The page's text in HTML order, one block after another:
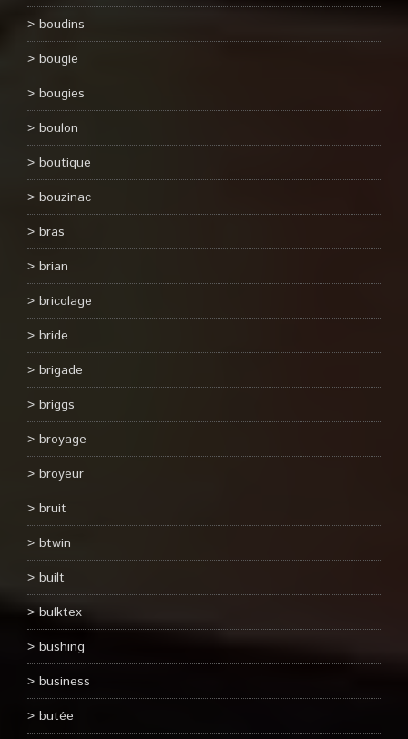
boudins
bougie
bougies
boulon
boutique
bouzinac
bras
brian
bricolage
bride
brigade
briggs
broyage
broyeur
bruit
btwin
built
bulktex
bushing
business
butée